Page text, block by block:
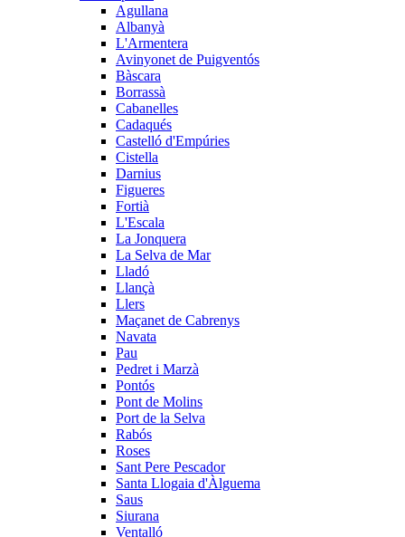
Agullana
Albanyà
L'Armentera
Avinyonet de Puigventós
Bàscara
Borrassà
Cabanelles
Cadaqués
Castelló d'Empúries
Cistella
Darnius
Figueres
Fortià
L'Escala
La Jonquera
La Selva de Mar
Lladó
Llançà
Llers
Maçanet de Cabrenys
Navata
Pau
Pedret i Marzà
Pontós
Pont de Molins
Port de la Selva
Rabós
Roses
Sant Pere Pescador
Santa Llogaia d'Àlguema
Saus
Siurana
Ventalló